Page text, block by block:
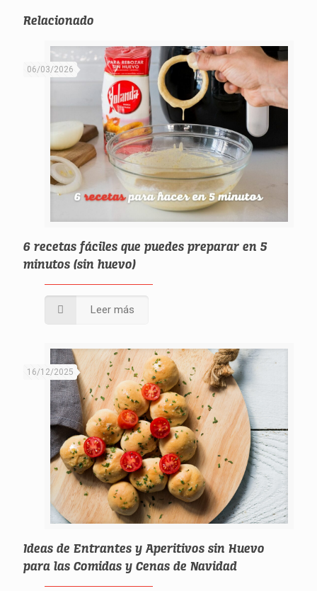
Relacionado
06/03/2026
6 recetas fáciles que puedes preparar en 5
minutos (sin huevo)
Leer más
16/12/2025
Ideas de Entrantes y Aperitivos sin Huevo
para las Comidas y Cenas de Navidad